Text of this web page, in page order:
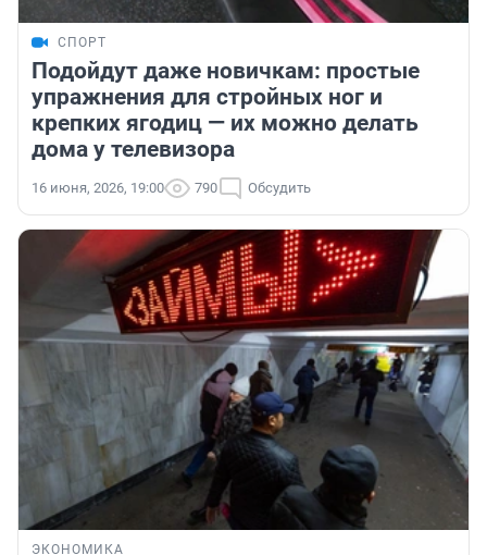
СПОРТ
Подойдут даже новичкам: простые
упражнения для стройных ног и
крепких ягодиц — их можно делать
дома у телевизора
16 июня, 2026, 19:00 790 Обсудить
ЭКОНОМИКА